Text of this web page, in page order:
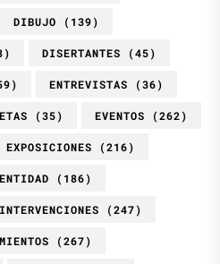
DIBUJO (139)
DISERTANTES (45)
ENTREVISTAS (36)
(35) EVENTOS (262)
EXPOSICIONES (216)
(186)
INTERVENCIONES (247)
(267)